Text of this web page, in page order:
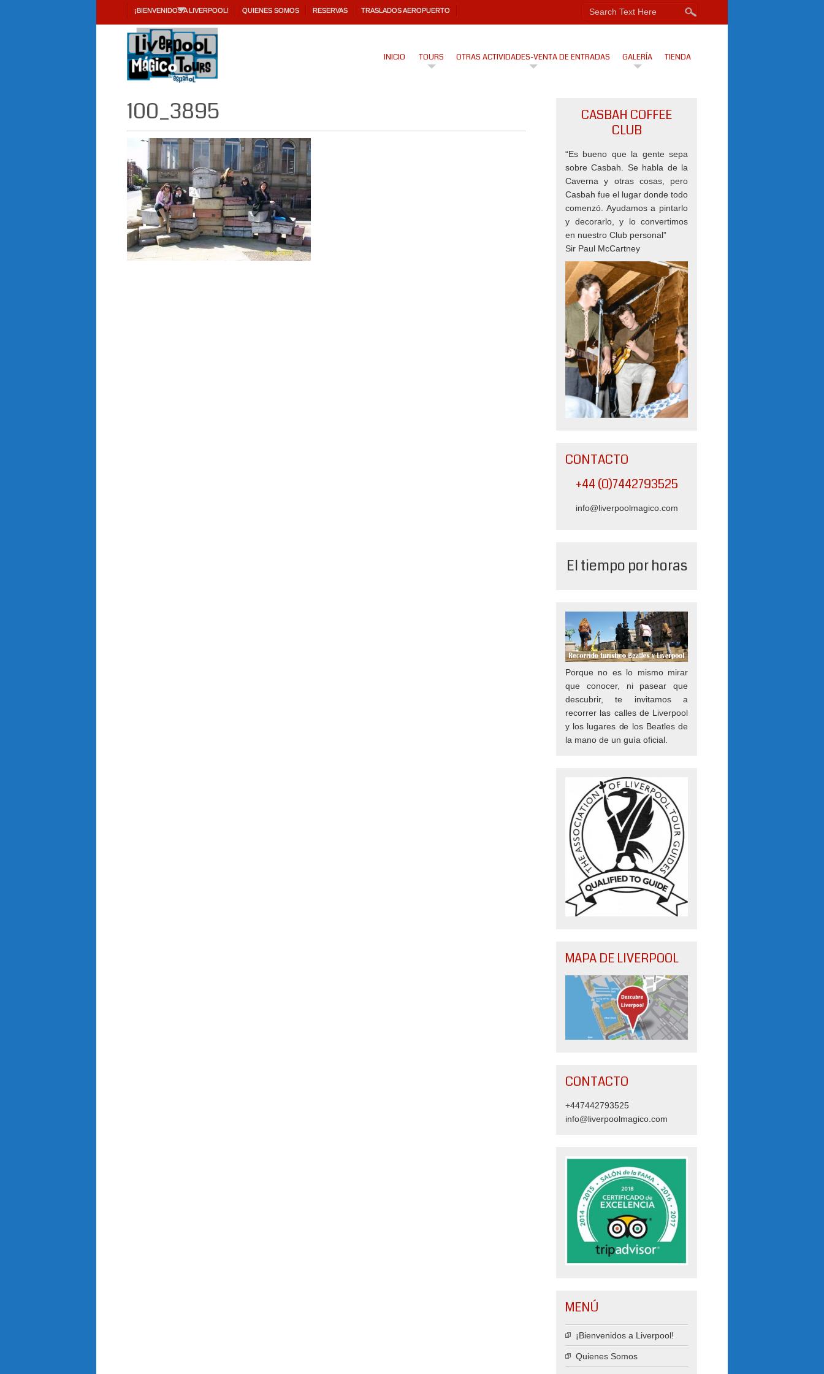
¡BIENVENIDOS A LIVERPOOL! QUIENES SOMOS RESERVAS TRASLADOS AEROPUERTO
INICIO TOURS OTRAS ACTIVIDADES-VENTA DE ENTRADAS GALERÍA TIENDA
100_3895
CASBAH COFFEE
CLUB
“Es bueno que la gente sepa
sobre Casbah. Se habla de la
Caverna y otras cosas, pero
Casbah fue el lugar donde todo
comenzó. Ayudamos a pintarlo
y decorarlo, y lo convertimos
en nuestro Club personal”
Sir Paul McCartney
CONTACTO
+44 (0)7442793525
info@liverpoolmagico.com
El tiempo por horas
Porque no es lo mismo mirar
que conocer, ni pasear que
descubrir, te invitamos a
recorrer las calles de Liverpool
y los lugares de los Beatles de
la mano de un guía oficial.
MAPA DE LIVERPOOL
CONTACTO
+447442793525
info@liverpoolmagico.com
MENÚ
¡Bienvenidos a Liverpool!
Quienes Somos